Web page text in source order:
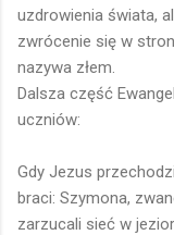
uzdrowienia świata,
zwrócenie się w
nazywa złem.
Dalsza część
uczniów:
Gdy Jezus
braci: Szymona,
zarzucali sieć w